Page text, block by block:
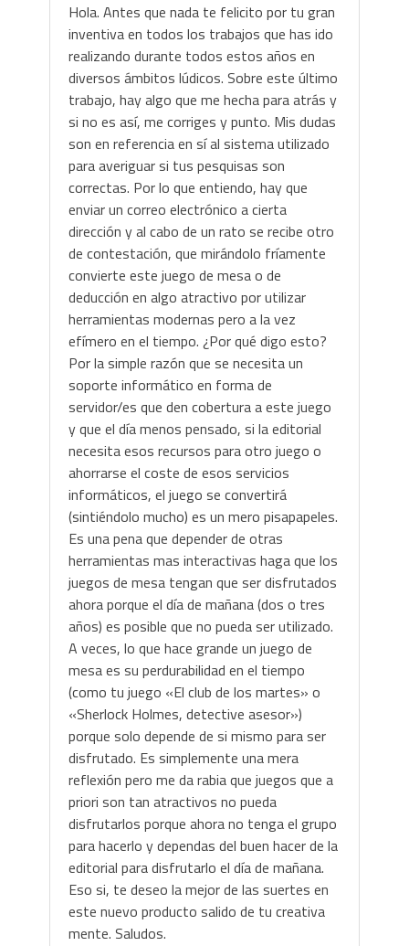
Hola. Antes que nada te felicito por tu gran
inventiva en todos los trabajos que has ido
realizando durante todos estos años en
diversos ámbitos lúdicos. Sobre este último
trabajo, hay algo que me hecha para atrás y
si no es así, me corriges y punto. Mis dudas
son en referencia en sí al sistema utilizado
para averiguar si tus pesquisas son
correctas. Por lo que entiendo, hay que
enviar un correo electrónico a cierta
dirección y al cabo de un rato se recibe otro
de contestación, que mirándolo fríamente
convierte este juego de mesa o de
deducción en algo atractivo por utilizar
herramientas modernas pero a la vez
efímero en el tiempo. ¿Por qué digo esto?
Por la simple razón que se necesita un
soporte informático en forma de
servidor/es que den cobertura a este juego
y que el día menos pensado, si la editorial
necesita esos recursos para otro juego o
ahorrarse el coste de esos servicios
informáticos, el juego se convertirá
(sintiéndolo mucho) es un mero pisapapeles.
Es una pena que depender de otras
herramientas mas interactivas haga que los
juegos de mesa tengan que ser disfrutados
ahora porque el día de mañana (dos o tres
años) es posible que no pueda ser utilizado.
A veces, lo que hace grande un juego de
mesa es su perdurabilidad en el tiempo
(como tu juego «El club de los martes» o
«Sherlock Holmes, detective asesor»)
porque solo depende de si mismo para ser
disfrutado. Es simplemente una mera
reflexión pero me da rabia que juegos que a
priori son tan atractivos no pueda
disfrutarlos porque ahora no tenga el grupo
para hacerlo y dependas del buen hacer de la
editorial para disfrutarlo el día de mañana.
Eso si, te deseo la mejor de las suertes en
este nuevo producto salido de tu creativa
mente. Saludos.